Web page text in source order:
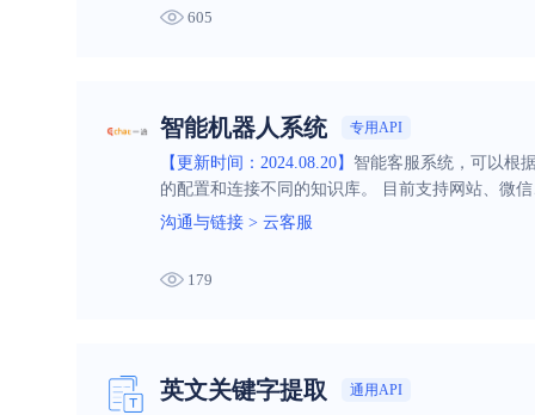
605
智能机器人系统 专用API
【更新时间：2024.08.20】 智能客服系统，可以根
的配置和连接不同的知识库。 目前支持网站、微
沟通与链接 > 云客服
179
英文关键字提取 通用API